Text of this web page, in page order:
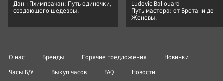
Данн Пхимпрачан: Путь одиночки,
создающего шедевры.
Ludovic Ballouard
Путь мастера: от Бретани до
Женевы.
О нас Бренды Горячие предложения Новинки
Часы Б/У Выкуп часов FAQ Новости